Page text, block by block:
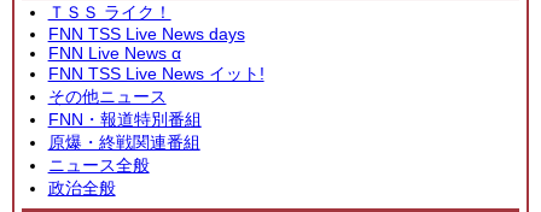
ＴＳＳ ライク！
FNN TSS Live News days
FNN Live News α
FNN TSS Live News イット!
その他ニュース
FNN・報道特別番組
原爆・終戦関連番組
ニュース全般
政治全般